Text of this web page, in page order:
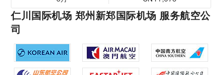
仁川国际机场 郑州新郑国际机场 服务航空公
司